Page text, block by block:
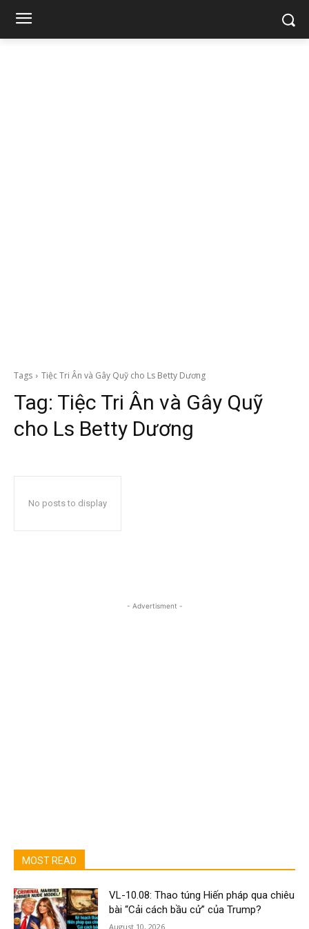
Tags Tiệc Tri Ân và Gây Quỹ cho Ls Betty Dương
Tag: Tiệc Tri Ân và Gây Quỹ
cho Ls Betty Dương
No posts to display
- Advertisment -
MOST READ
VL-10.08: Thao túng Hiến pháp qua chiêu
bài “Cải cách bầu cử” của Trump?
August 10, 2026